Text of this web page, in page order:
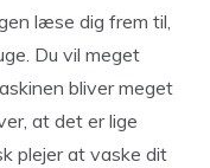
læse dig frem til,
Du vil meget
bliver meget
at det er lige
plejer at vaske dit